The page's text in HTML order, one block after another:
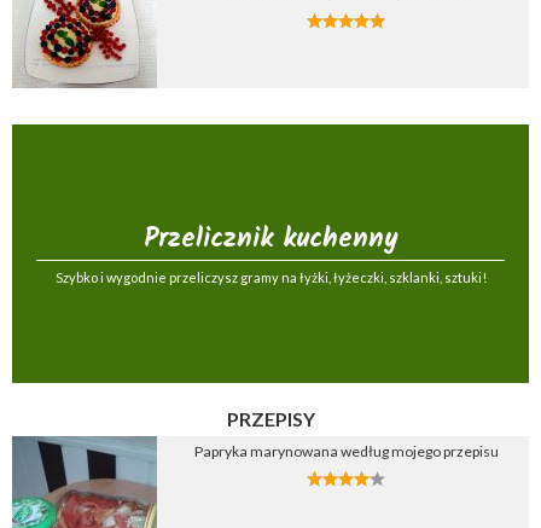
Przelicznik kuchenny
Szybko i wygodnie przeliczysz gramy na łyżki, łyżeczki, szklanki, sztuki!
PRZEPISY
Papryka marynowana według mojego przepisu